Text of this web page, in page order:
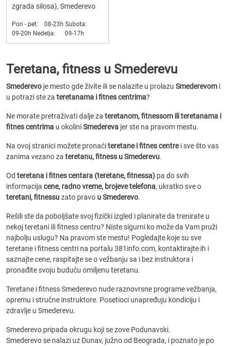
zgrada silosa), Smederevo
Pon - pet: 08-23h Subota:
09-20h Nedelja: 09-17h
Teretana, fitness u Smederevu
Smederevo je mesto gde živite ili se nalazite u prolazu Smederevom i
u potrazi ste za teretanama i fitnes centrima?
Ne morate pretraživati dalje za teretanom, fitnessom ili teretanama i
fitnes centrima u okoliniSmedereva jer ste na pravom mestu.
Na ovoj stranici možete pronaćiteretane i fitnes centrei sve što vas
zanima vezano za teretanu, fitness u Smederevu.
Od teretana i fitnes centara (teretane, fitnessa) pa do svih
informacija cene, radno vreme, brojeve telefona, ukratko sve o
teretani, fitnessuzato pravo u Smederevo.
Rešili ste da poboljšate svoj fizički izgled i planirate da trenirate u
nekoj teretani ili fitness centru? Niste sigurni ko može da Vam pruži
najbolju uslugu? Na pravom ste mestu! Pogledajte koje su sve
teretane i fitness centri na portalu 381info.com, kontaktirajte ih i
saznajte cene, raspitajte se o vežbanju sa i bez instruktora i
pronađite svoju buduću omiljenu teretanu.
Teretane i fitness Smederevo nude raznovrsne programe vežbanja,
opremu i stručne instruktore. Posetioci unapređuju kondiciju i
zdravlje u Smederevu.
Smederevo pripada okrugu koji se zove Podunavski.
Smederevo se nalazi uz Dunav, južno od Beograda, i poznato je po